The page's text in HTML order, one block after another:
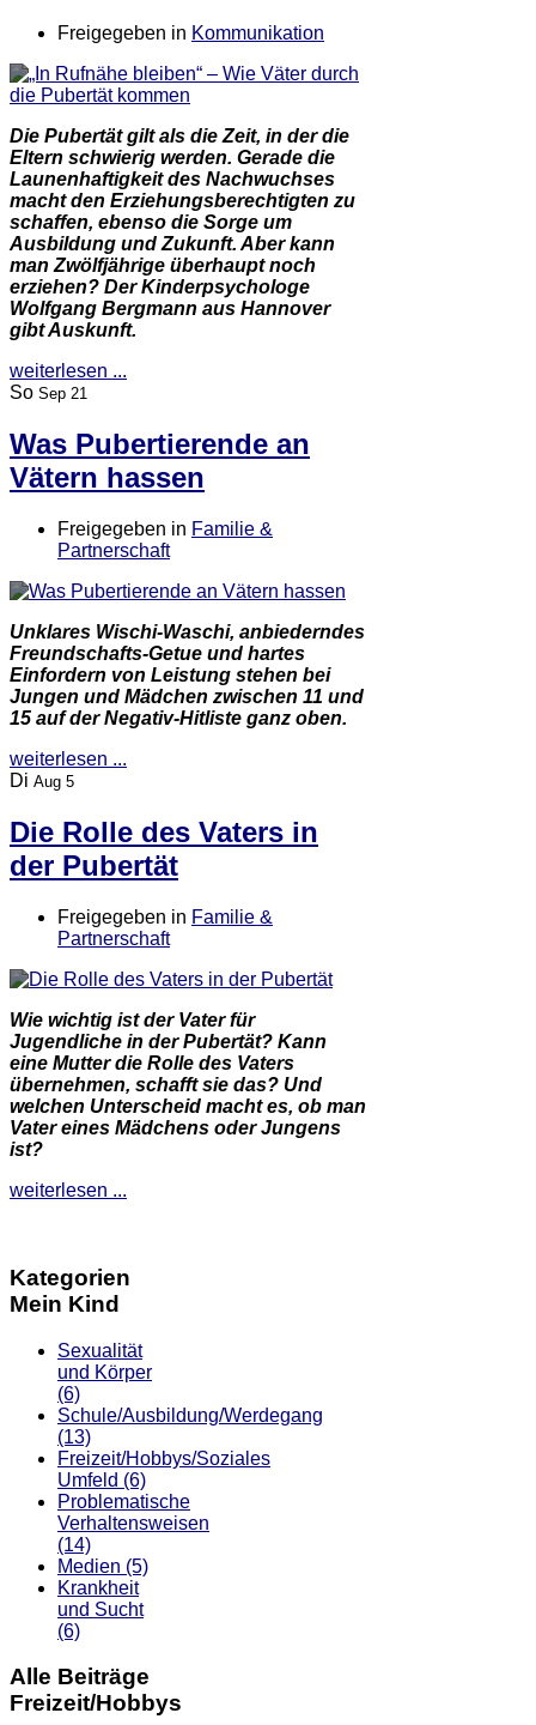
Freigegeben in Kommunikation
Die Pubertät gilt als die Zeit, in der die
Eltern schwierig werden. Gerade die
Launenhaftigkeit des Nachwuchses
macht den Erziehungsberechtigten zu
schaffen, ebenso die Sorge um
Ausbildung und Zukunft. Aber kann
man Zwölfjährige überhaupt noch
erziehen? Der Kinderpsychologe
Wolfgang Bergmann aus Hannover
gibt Auskunft.
weiterlesen ...
So Sep 21
Was Pubertierende an
Vätern hassen
Freigegeben in Familie &
Partnerschaft
Unklares Wischi-Waschi, anbiederndes
Freundschafts-Getue und hartes
Einfordern von Leistung stehen bei
Jungen und Mädchen zwischen 11 und
15 auf der Negativ-Hitliste ganz oben.
weiterlesen ...
Di Aug 5
Die Rolle des Vaters in
der Pubertät
Freigegeben in Familie &
Partnerschaft
Wie wichtig ist der Vater für
Jugendliche in der Pubertät? Kann
eine Mutter die Rolle des Vaters
übernehmen, schafft sie das? Und
welchen Unterscheid macht es, ob man
Vater eines Mädchens oder Jungens
ist?
weiterlesen ...
Kategorien
Mein Kind
Sexualität
und Körper
(6)
Schule/Ausbildung/Werdegang
(13)
Freizeit/Hobbys/Soziales
Umfeld (6)
Problematische
Verhaltensweisen
(14)
Medien (5)
Krankheit
und Sucht
(6)
Alle Beiträge
Freizeit/Hobbys